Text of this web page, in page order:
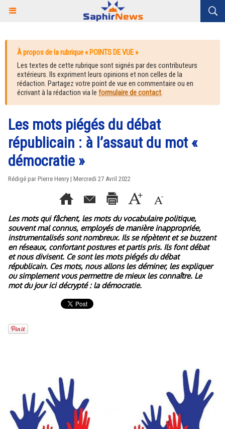
À propos de la rubrique « POINTS DE VUE »
Les textes de cette rubrique sont signés par des contributeurs
extérieurs. Ils expriment leurs opinions et non celles de la
rédaction. Partagez votre point de vue en commentaire ou en
écrivant à la rédaction via le formulaire de contact.
Les mots piégés du débat
républicain : à l’assaut du mot «
démocratie »
Rédigé par Pierre Henry | Mercredi 27 Avril 2022
Les mots qui fâchent, les mots du vocabulaire politique,
souvent mal connus, employés de manière inappropriée,
instrumentalisés sont nombreux. Ils se répètent et se buzzent
en réseaux, confortant postures et partis pris. Ils font débat
et nous divisent. Ce sont les mots piégés du débat
républicain. Ces mots, nous allons les déminer, les expliquer
ou simplement vous permettre de mieux les connaître. Le
mot du jour ici décrypté : la démocratie.